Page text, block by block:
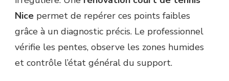
Nice permet de repérer ces points faibles
grâce à un diagnostic précis. Le professionnel
vérifie les pentes, observe les zones humides
et contrôle l’état général du support.